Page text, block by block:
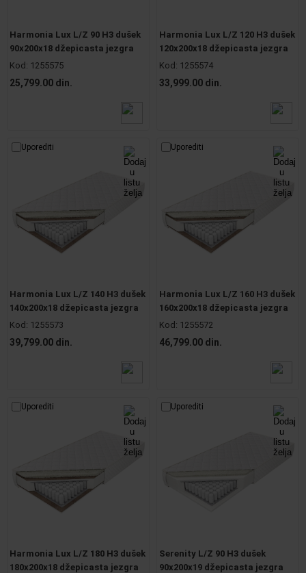
Harmonia Lux L/Z 90 H3 dušek
90x200x18 džepicasta jezgra
Kod: 1255575
25,799.00 din.
Harmonia Lux L/Z 120 H3 dušek
120x200x18 džepicasta jezgra
Kod: 1255574
33,999.00 din.
Uporediti
Harmonia Lux L/Z 140 H3 dušek
140x200x18 džepicasta jezgra
Kod: 1255573
39,799.00 din.
Uporediti
Harmonia Lux L/Z 160 H3 dušek
160x200x18 džepicasta jezgra
Kod: 1255572
46,799.00 din.
Uporediti
Harmonia Lux L/Z 180 H3 dušek
180x200x18 džepicasta jezgra
Uporediti
Serenity L/Z 90 H3 dušek
90x200x19 džepicasta jezgra